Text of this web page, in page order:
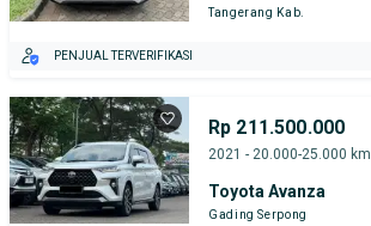
Tangerang Kab.
PENJUAL TERVERIFIKASI
Rp 211.500.000
2021 - 20.000-25.000 km
Toyota Avanza
Gading Serpong